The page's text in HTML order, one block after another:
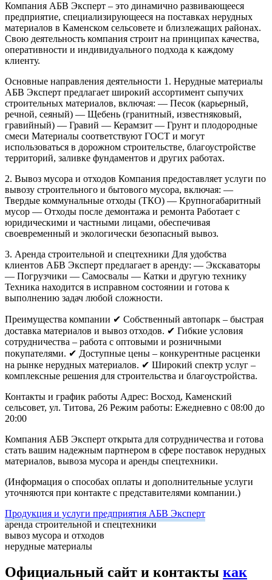
Компания АБВ Эксперт – это динамично развивающееся
предприятие, специализирующееся на поставках нерудных
материалов в Каменском сельсовете и близлежащих районах.
Свою деятельность компания строит на принципах качества,
оперативности и индивидуального подхода к каждому
клиенту.
Основные направления деятельности 1. Нерудные материалы
АБВ Эксперт предлагает широкий ассортимент сыпучих
строительных материалов, включая: — Песок (карьерный,
речной, сеяный) — Щебень (гранитный, известняковый,
гравийный) — Гравий — Керамзит — Грунт и плодородные
смеси Материалы соответствуют ГОСТ и могут
использоваться в дорожном строительстве, благоустройстве
территорий, заливке фундаментов и других работах.
2. Вывоз мусора и отходов Компания предоставляет услуги по
вывозу строительного и бытового мусора, включая: —
Твердые коммунальные отходы (ТКО) — Крупногабаритный
мусор — Отходы после демонтажа и ремонта Работает с
юридическими и частными лицами, обеспечивая
своевременный и экологически безопасный вывоз.
3. Аренда строительной и спецтехники Для удобства
клиентов АБВ Эксперт предлагает в аренду: — Экскаваторы
— Погрузчики — Самосвалы — Катки и другую технику
Техника находится в исправном состоянии и готова к
выполнению задач любой сложности.
Преимущества компании ✔ Собственный автопарк – быстрая
доставка материалов и вывоз отходов. ✔ Гибкие условия
сотрудничества – работа с оптовыми и розничными
покупателями. ✔ Доступные цены – конкурентные расценки
на рынке нерудных материалов. ✔ Широкий спектр услуг –
комплексные решения для строительства и благоустройства.
Контакты и график работы Адрес: Восход, Каменский
сельсовет, ул. Титова, 26 Режим работы: Ежедневно с 08:00 до
20:00
Компания АБВ Эксперт открыта для сотрудничества и готова
стать вашим надежным партнером в сфере поставок нерудных
материалов, вывоза мусора и аренды спецтехники.
(Информация о способах оплаты и дополнительные услуги
уточняются при контакте с представителями компании.)
Продукция и услуги предприятия АБВ Эксперт
аренда строительной и спецтехники
вывоз мусора и отходов
нерудные материалы
Официальный сайт и контакты как